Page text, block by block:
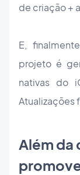
de criação +
E,
projeto é
nativas do
Atualizações
Além da